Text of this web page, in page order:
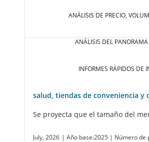
ANÁLISIS DE PRECIO,
ANÁLISIS DEL
INFORMES RÁPIDOS DE
salud, tiendas de conveniencia y
Se proyecta que el tamaño del
July, 2026 | Año base:2025 | Número de